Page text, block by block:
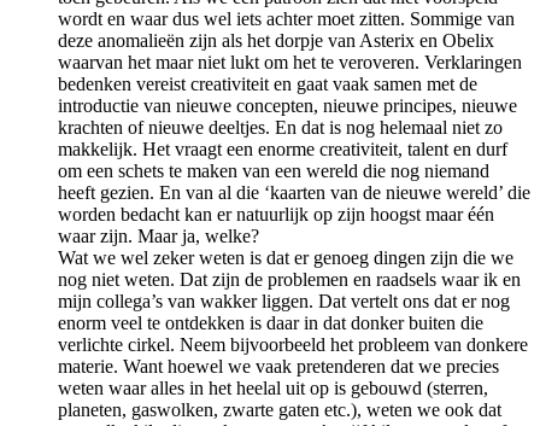
wordt en waar dus wel iets achter moet zitten. Sommige van
deze anomalieën zijn als het dorpje van Asterix en Obelix
waarvan het maar niet lukt om het te veroveren. Verklaringen
bedenken vereist creativiteit en gaat vaak samen met de
introductie van nieuwe concepten, nieuwe principes, nieuwe
krachten of nieuwe deeltjes. En dat is nog helemaal niet zo
makkelijk. Het vraagt een enorme creativiteit, talent en durf
om een schets te maken van een wereld die nog niemand
heeft gezien. En van al die ‘kaarten van de nieuwe wereld’ die
worden bedacht kan er natuurlijk op zijn hoogst maar één
waar zijn. Maar ja, welke?
Wat we wel zeker weten is dat er genoeg dingen zijn die we
nog niet weten. Dat zijn de problemen en raadsels waar ik en
mijn collega’s van wakker liggen. Dat vertelt ons dat er nog
enorm veel te ontdekken is daar in dat donker buiten die
verlichte cirkel. Neem bijvoorbeeld het probleem van donkere
materie. Want hoewel we vaak pretenderen dat we precies
weten waar alles in het heelal uit op is gebouwd (sterren,
planeten, gaswolken, zwarte gaten etc.), weten we ook dat